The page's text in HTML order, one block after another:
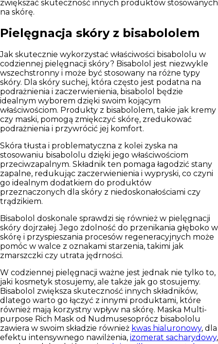
zwiększać skuteczność innych produktów stosowanych
na skórę.
Pielęgnacja skóry z bisabololem
Jak skutecznie wykorzystać właściwości bisabololu w
codziennej pielęgnacji skóry? Bisabolol jest niezwykle
wszechstronny i może być stosowany na różne typy
skóry. Dla skóry suchej, która często jest podatna na
podrażnienia i zaczerwienienia, bisabolol będzie
idealnym wyborem dzięki swoim kojącym
właściwościom. Produkty z bisabololem, takie jak kremy
czy maski, pomogą zmiękczyć skórę, zredukować
podrażnienia i przywrócić jej komfort.
Skóra tłusta i problematyczna z kolei zyska na
stosowaniu bisabololu dzięki jego właściwościom
przeciwzapalnym. Składnik ten pomaga łagodzić stany
zapalne, redukując zaczerwienienia i wypryski, co czyni
go idealnym dodatkiem do produktów
przeznaczonych dla skóry z niedoskonałościami czy
trądzikiem.
Bisabolol doskonale sprawdzi się również w pielęgnacji
skóry dojrzałej. Jego zdolność do przenikania głęboko w
skórę i przyspieszania procesów regeneracyjnych może
pomóc w walce z oznakami starzenia, takimi jak
zmarszczki czy utrata jędrności.
W codziennej pielęgnacji ważne jest jednak nie tylko to,
jaki kosmetyk stosujemy, ale także jak go stosujemy.
Bisabolol zwiększa skuteczność innych składników,
dlatego warto go łączyć z innymi produktami, które
również mają korzystny wpływ na skórę. Maska Multi-
purpose Rich Mask od Nudmusesoprócz bisabololu
zawiera w swoim składzie również kwas hialuronowy, dla
efektu intensywnego nawilżenia, izomerat sacharydowy,